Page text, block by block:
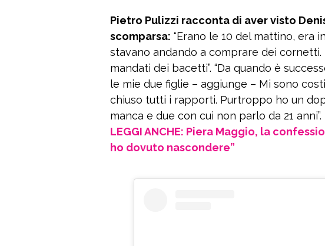
Pietro Pulizzi racconta di aver visto
scomparsa: “Erano le 10 del mattino, era
stavano andando a comprare dei cornetti.
mandati dei bacetti”. “Da quando è
le mie due figlie – aggiunge – Mi sono
chiuso tutti i rapporti. Purtroppo ho un
manca e due con cui non parlo da 21 anni”.
LEGGI ANCHE: Piera Maggio, la
ho dovuto nascondere”